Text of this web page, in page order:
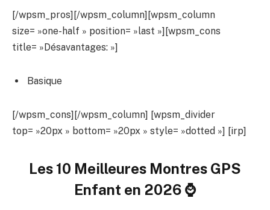
[/wpsm_pros][/wpsm_column][wpsm_column
size= »one-half » position= »last »][wpsm_cons
title= »Désavantages: »]
Basique
[/wpsm_cons][/wpsm_column] [wpsm_divider
top= »20px » bottom= »20px » style= »dotted »] [irp]
Les 10 Meilleures Montres GPS
Enfant en 2026 ⌚